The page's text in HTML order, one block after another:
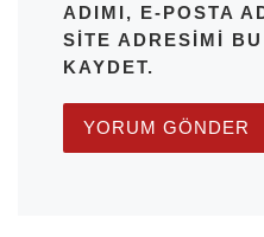
ADIMI, E-POSTA
SITE ADRESIMI
KAYDET.